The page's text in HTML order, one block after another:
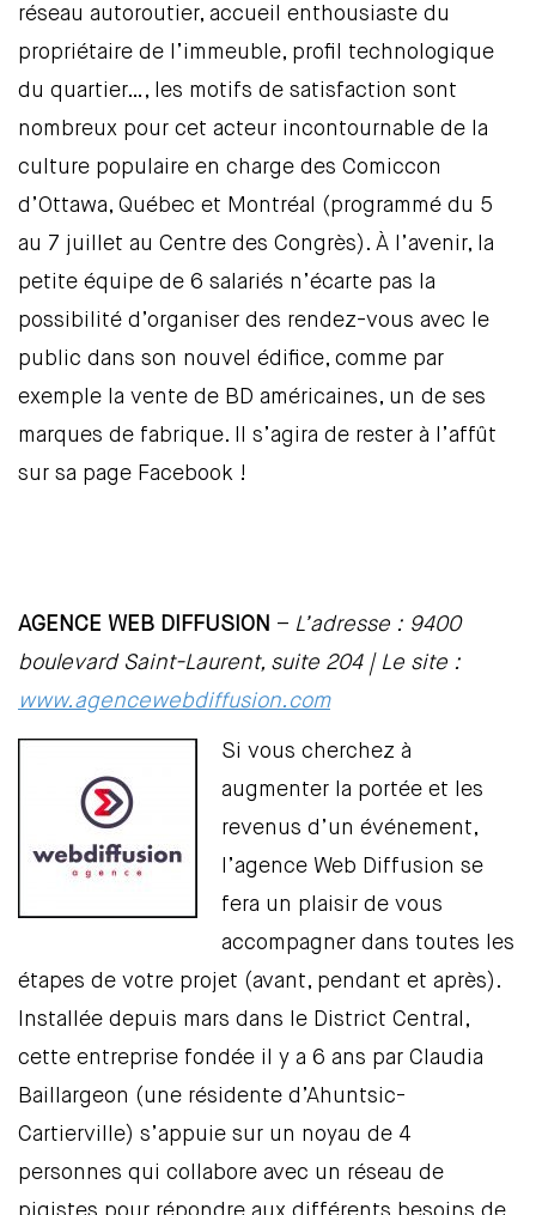
réseau autoroutier, accueil enthousiaste du
propriétaire de l’immeuble, profil technologique
du quartier…, les motifs de satisfaction sont
nombreux pour cet acteur incontournable de la
culture populaire en charge des Comiccon
d’Ottawa, Québec et Montréal (programmé du 5
au 7 juillet au Centre des Congrès). À l’avenir, la
petite équipe de 6 salariés n’écarte pas la
possibilité d’organiser des rendez-vous avec le
public dans son nouvel édifice, comme par
exemple la vente de BD américaines, un de ses
marques de fabrique. Il s’agira de rester à l’affût
sur sa page Facebook !
AGENCE WEB DIFFUSION – L’adresse : 9400
boulevard Saint-Laurent, suite 204 | Le site :
www.agencewebdiffusion.com
Si vous cherchez à
augmenter la portée et les
revenus d’un événement,
l’agence Web Diffusion se
fera un plaisir de vous
accompagner dans toutes les
étapes de votre projet (avant, pendant et après).
Installée depuis mars dans le District Central,
cette entreprise fondée il y a 6 ans par Claudia
Baillargeon (une résidente d’Ahuntsic-
Cartierville) s’appuie sur un noyau de 4
personnes qui collabore avec un réseau de